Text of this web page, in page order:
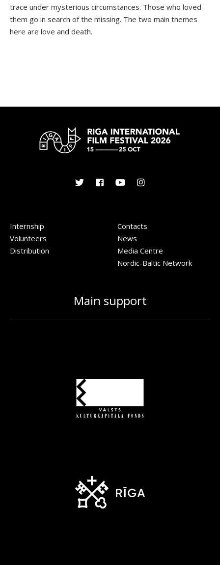
trace under mysterious circumstances. Those who loved
them go in search of the missing. The two main themes
here are love and death.
Internship
Volunteers
Distribution
Contacts
News
Media Centre
Nordic-Baltic Network
Main support